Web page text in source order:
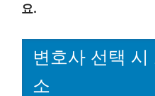
요.
변호사 선택 시
소